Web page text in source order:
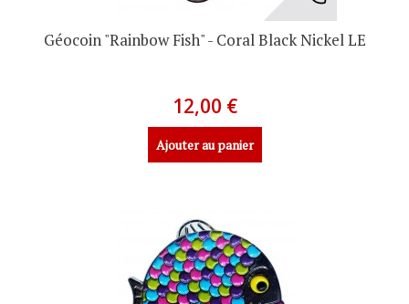
Géocoin "Rainbow Fish" - Coral Black Nickel LE
12,00 €
Ajouter au panier